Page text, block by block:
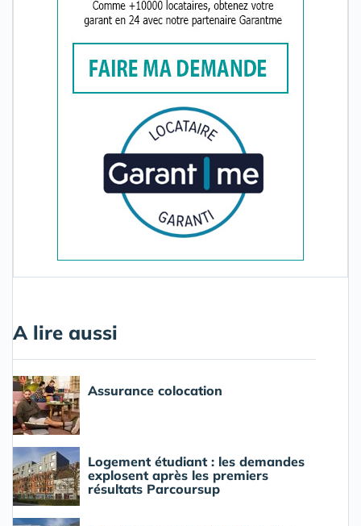
A lire aussi
Assurance colocation
Logement étudiant : les demandes
explosent après les premiers
résultats Parcoursup